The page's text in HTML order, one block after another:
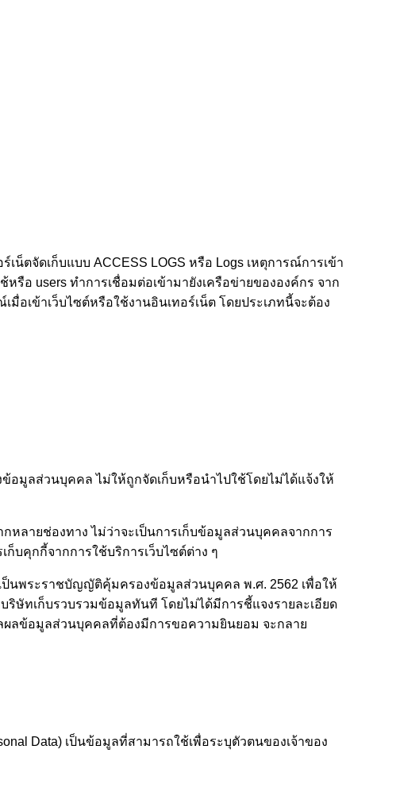
น็ตจัดเก็บแบบ ACCESS LOGS หรือ Logs เหตุการณ์การเข้า
รือ users ทำการเชื่อมต่อเข้ามายังเครือข่ายขององค์กร จาก
อเข้าเว็บไซต์หรือใช้งานอินเทอร์เน็ต โดยประเภทนี้จะต้อง
อมูลส่วนบุคคล ไม่ให้ถูกจัดเก็บหรือนำไปใช้โดยไม่ได้แจ้งให้
ายช่องทาง ไม่ว่าจะเป็นการเก็บข้อมูลส่วนบุคคลจากการ
บคุกกี้จากการใช้บริการเว็บไซต์ต่าง ๆ
ป็นพระราชบัญญัติคุ้มครองข้อมูลส่วนบุคคล พ.ศ. 2562 เพื่อให้
ทเก็บรวบรวมข้อมูลทันที โดยไม่ได้มีการชี้แจงรายละเอียด
ลข้อมูลส่วนบุคคลที่ต้องมีการขอความยินยอม จะกลาย
Data) เป็นข้อมูลที่สามารถใช้เพื่อระบุตัวตนของเจ้าของ